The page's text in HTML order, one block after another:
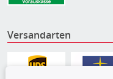
Versandarten